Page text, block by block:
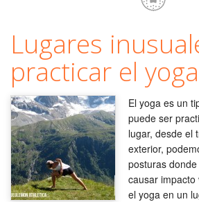
Lugares
practicar el yoga
El yoga es un
puede ser
lugar, desde el
exterior,
posturas
causar
el yoga en un